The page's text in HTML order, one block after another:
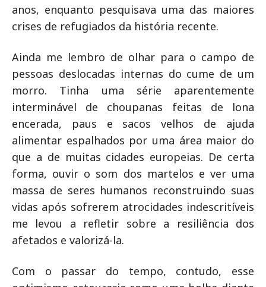
anos, enquanto pesquisava uma das maiores
crises de refugiados da história recente.
Ainda me lembro de olhar para o campo de
pessoas deslocadas internas do cume de um
morro. Tinha uma série aparentemente
interminável de choupanas feitas de lona
encerada, paus e sacos velhos de ajuda
alimentar espalhados por uma área maior do
que a de muitas cidades europeias. De certa
forma, ouvir o som dos martelos e ver uma
massa de seres humanos reconstruindo suas
vidas após sofrerem atrocidades indescritíveis
me levou a refletir sobre a resiliência dos
afetados e valorizá-la.
Com o passar do tempo, contudo, esse